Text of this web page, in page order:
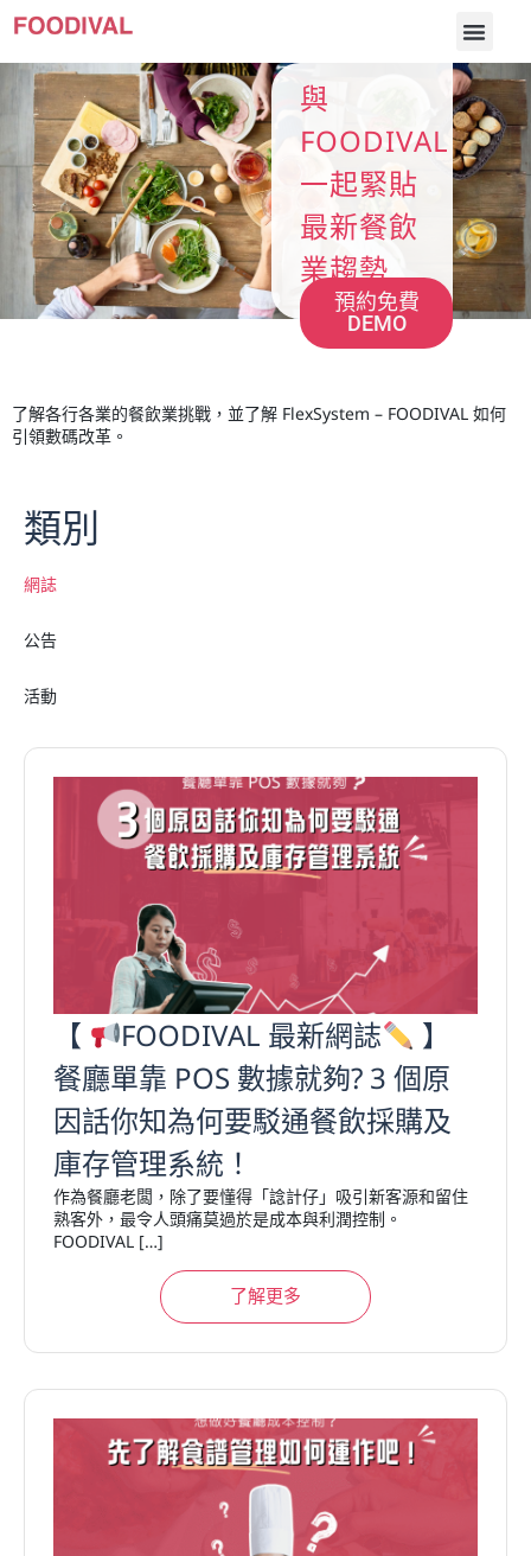
與
FOODIVAL
一起緊貼
最新餐飲
業趨勢
預約免費
DEMO
了解各行各業的餐飲業挑戰，並了解 FlexSystem – FOODIVAL 如何
引領數碼改革。
類別
網誌
公告
活動
【 FOODIVAL 最新網誌
】
餐廳單靠 POS 數據就夠? 3 個原
因話你知為何要駁通餐飲採購及
庫存管理系統！
作為餐廳老闆，除了要懂得「諗計仔」吸引新客源和留住
熟客外，最令人頭痛莫過於是成本與利潤控制。
FOODIVAL […]
了解更多